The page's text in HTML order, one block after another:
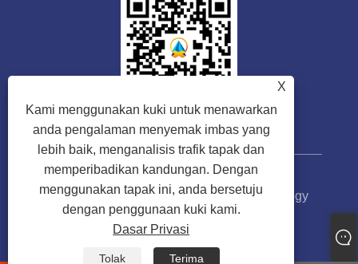
Hak Cipta © 2023 Jiaxing Xinhan Technology
Co.,Ltd. Hak cipta terpelihara.
Dasar Privasi
X
Kami menggunakan kuki untuk menawarkan
anda pengalaman menyemak imbas yang
lebih baik, menganalisis trafik tapak dan
memperibadikan kandungan. Dengan
menggunakan tapak ini, anda bersetuju
dengan penggunaan kuki kami.
Dasar Privasi
Tolak Terima